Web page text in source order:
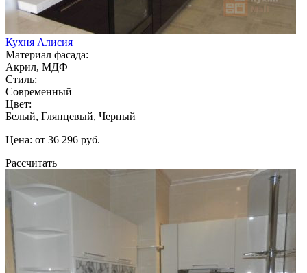
Кухня Алисия
Материал фасада:
Акрил, МДФ
Стиль:
Современный
Цвет:
Белый, Глянцевый, Черный
Цена: от 36 296 руб.
Рассчитать